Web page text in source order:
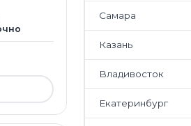
Самара
Казань
Владивосток
Екатеринбург